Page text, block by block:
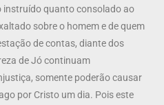
instruído quanto consolado ao
sobre o homem e de quem
de contas, diante dos
de Jó continuam
somente poderão causar
por Cristo um dia. Pois este